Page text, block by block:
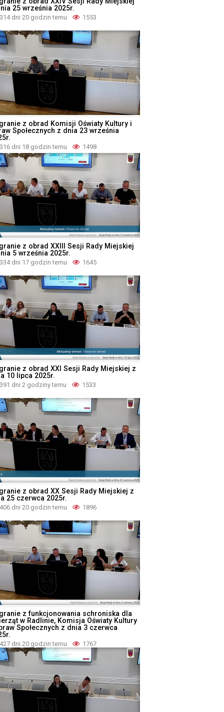
25 września 2025r.
314 dni 20 godzin temu 1553
z obrad Komisji Oświaty Kultury i
Społecznych z dnia 23 września
316 dni 18 godzin temu 1498
z obrad XXIII Sesji Rady Miejskiej
5 września 2025r.
334 dni 17 godzin temu 1645
z obrad XXI Sesji Rady Miejskiej z
10 lipca 2025r.
391 dni 2 godziny temu 1533
z obrad XX Sesji Rady Miejskiej z
25 czerwca 2025r.
406 dni 20 godzin temu 1896
z funkcjonowania schroniska dla
w Radlinie, Komisja Oświaty Kultury
Społecznych z dnia 3 czerwca
427 dni 20 godzin temu 1767